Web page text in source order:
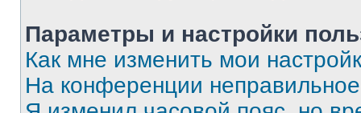
Параметры и настройки
Как мне изменить мои
На конференции